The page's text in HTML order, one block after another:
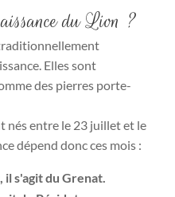
du Lion ?
Elles sont
des pierres porte-
nés entre le 23 juillet et le
dépend donc ces mois :
il s'agit du Grenat.